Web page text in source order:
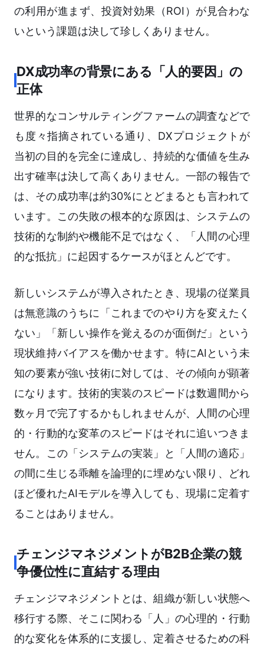
の利用が進まず、投資対効果（ROI）が見合わな
いという課題は決して珍しくありません。
DX成功率の背景にある「人的要因」の
正体
世界的なコンサルティングファームの調査などで
も度々指摘されている通り、DXプロジェクトが
当初の目的を完全に達成し、持続的な価値を生み
出す確率は決して高くありません。一部の報告で
は、その成功率は約30%にとどまるとも言われて
います。この失敗の根本的な原因は、システムの
技術的な制約や機能不足ではなく、「人間の心理
的な抵抗」に起因するケースがほとんどです。
新しいシステムが導入されたとき、現場の従業員
は無意識のうちに「これまでのやり方を変えたく
ない」「新しい操作を覚えるのが面倒だ」という
現状維持バイアスを働かせます。特にAIという未
知の要素が強い技術に対しては、その傾向が顕著
になります。技術的実装のスピードは数週間から
数ヶ月で完了するかもしれませんが、人間の心理
的・行動的な変革のスピードはそれに追いつきま
せん。この「システムの実装」と「人間の適応」
の間に生じる乖離を論理的に埋めない限り、どれ
ほど優れたAIモデルを導入しても、現場に定着す
ることはありません。
チェンジマネジメントがB2B企業の競
争優位性に直結する理由
チェンジマネジメントとは、組織が新しい状態へ
移行する際、そこに関わる「人」の心理的・行動
的な変化を体系的に支援し、定着させるための科